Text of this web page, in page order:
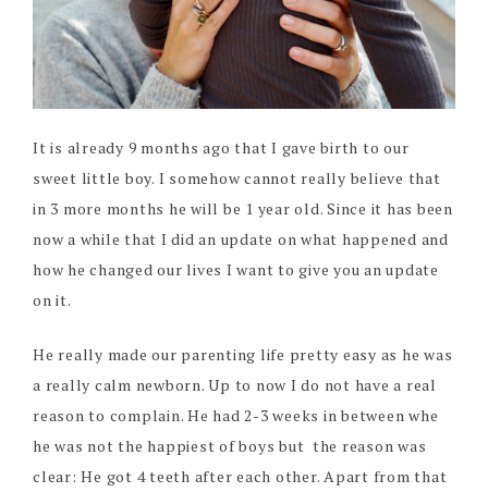
It is already 9 months ago that I gave birth to our
sweet little boy. I somehow cannot really believe that
in 3 more months he will be 1 year old. Since it has been
now a while that I did an update on what happened and
how he changed our lives I want to give you an update
on it.
He really made our parenting life pretty easy as he was
a really calm newborn. Up to now I do not have a real
reason to complain. He had 2-3 weeks in between whe
he was not the happiest of boys but the reason was
clear: He got 4 teeth after each other. Apart from that